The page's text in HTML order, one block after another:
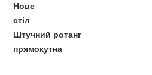
Нове
стіл
Штучний ротанг
прямокутна